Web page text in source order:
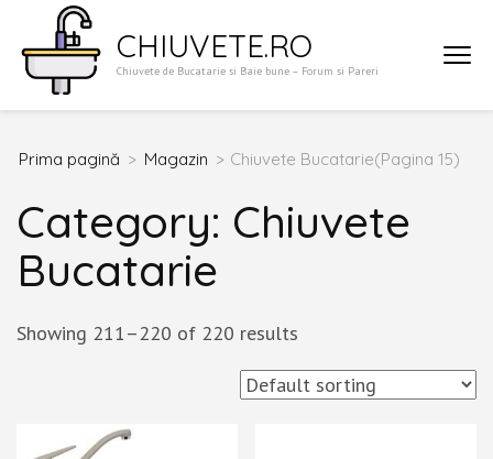
conținut
(apasă
Enter)
CHIUVETE.RO
Chiuvete de Bucatarie si Baie bune – Forum si Pareri
Prima pagină > Magazin > Chiuvete Bucatarie(Pagina 15)
Category: Chiuvete
Bucatarie
Showing 211–220 of 220 results